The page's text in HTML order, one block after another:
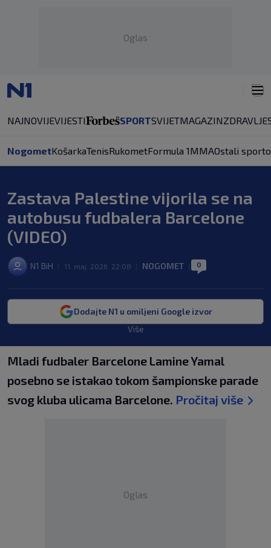
Oglas
NAJNOVIJEVIJESTI SPORTSVIJETMAGAZINZDRAVLJE
NogometKošarkaTenisRukometFormula 1MMAOstali
Zastava Palestine vijorila se na
autobusu fudbalera Barcelone
(VIDEO)
N1 BiH 11. maj. 2026. 22:08 NOGOMET 0
Dodajte N1 u omiljeni Google izvor
Više
Mladi fudbaler Barcelone Lamine Yamal
posebno se istakao tokom šampionske parade
svog kluba ulicama Barcelone. Pročitaj više
Oglas